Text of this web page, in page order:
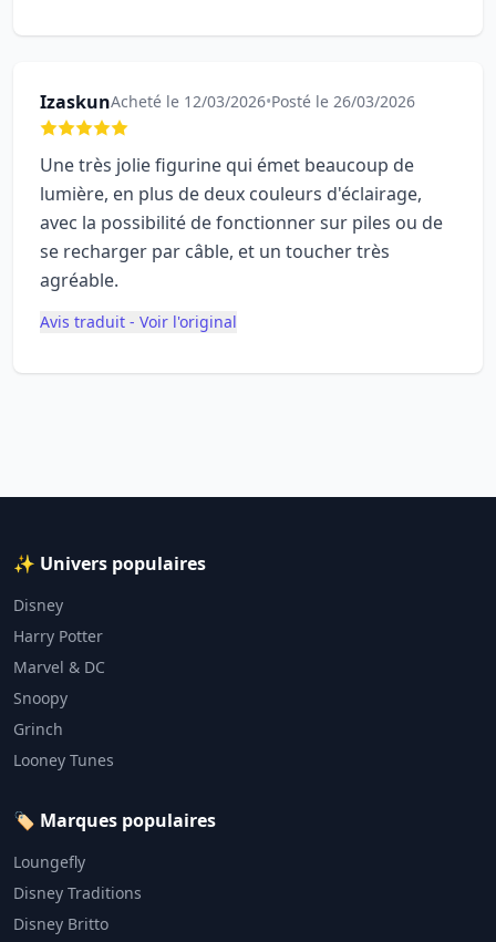
IzaskunAcheté le 12/03/2026•Posté le 26/03/2026
Une très jolie figurine qui émet beaucoup de
lumière, en plus de deux couleurs d'éclairage,
avec la possibilité de fonctionner sur piles ou de
se recharger par câble, et un toucher très
agréable.
Avis traduit - Voir l'original
✨ Univers populaires
Disney
Harry Potter
Marvel & DC
Snoopy
Grinch
Looney Tunes
🏷️ Marques populaires
Loungefly
Disney Traditions
Disney Britto